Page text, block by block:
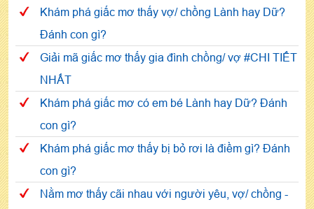
Khám phá giấc mơ thấy vợ/ chồng Lành hay Dữ?
Đánh con gì?
Giải mã giấc mơ thấy gia đình chồng/ vợ #CHI TIẾT
NHẤT
Khám phá giấc mơ có em bé Lành hay Dữ? Đánh
con gì?
Khám phá giấc mơ thấy bị bỏ rơi là điềm gì? Đánh
con gì?
Nằm mơ thấy cãi nhau với người yêu, vợ/ chồng -